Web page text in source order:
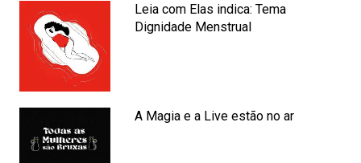
Leia com Elas indica: Tema
Dignidade Menstrual
A Magia e a Live estão no ar